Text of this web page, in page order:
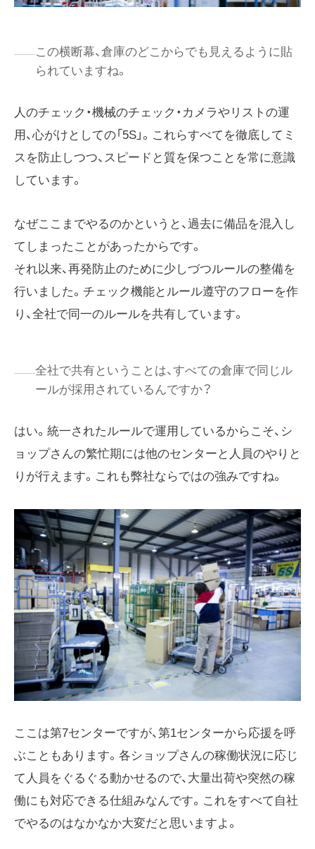
この横断幕、倉庫のどこからでも見えるように貼
られていますね。
人のチェック・機械のチェック・カメラやリストの運
用、心がけとしての「5S」。これらすべてを徹底してミ
スを防止しつつ、スピードと質を保つことを常に意識
しています。
なぜここまでやるのかというと、過去に備品を混入し
てしまったことがあったからです。
それ以来、再発防止のために少しづつルールの整備を
行いました。チェック機能とルール遵守のフローを作
り、全社で同一のルールを共有しています。
全社で共有ということは、すべての倉庫で同じル
ールが採用されているんですか？
はい。統一されたルールで運用しているからこそ、シ
ョップさんの繁忙期には他のセンターと人員のやりと
りが行えます。これも弊社ならではの強みですね。
ここは第7センターですが、第1センターから応援を呼
ぶこともあります。各ショップさんの稼働状況に応じ
て人員をぐるぐる動かせるので、大量出荷や突然の稼
働にも対応できる仕組みなんです。これをすべて自社
でやるのはなかなか大変だと思いますよ。